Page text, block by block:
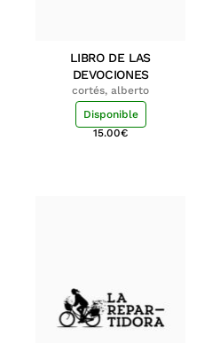
LIBRO DE LAS
DEVOCIONES
cortés, alberto
Disponible
15.00€